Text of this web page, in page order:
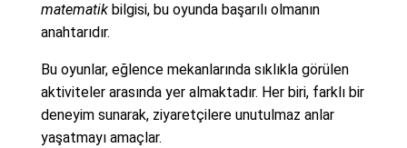
matematikbilgisi, bu oyunda başarılı olmanın
anahtarıdır.
Bu oyunlar, eğlence mekanlarında sıklıkla görülen
aktiviteler arasında yer almaktadır. Her biri, farklı bir
deneyim sunarak, ziyaretçilere unutulmaz anlar
yaşatmayı amaçlar.